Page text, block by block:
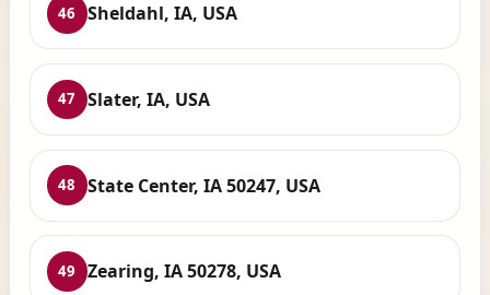
46 Sheldahl, IA, USA
47 Slater, IA, USA
48 State Center, IA 50247, USA
49 Zearing, IA 50278, USA